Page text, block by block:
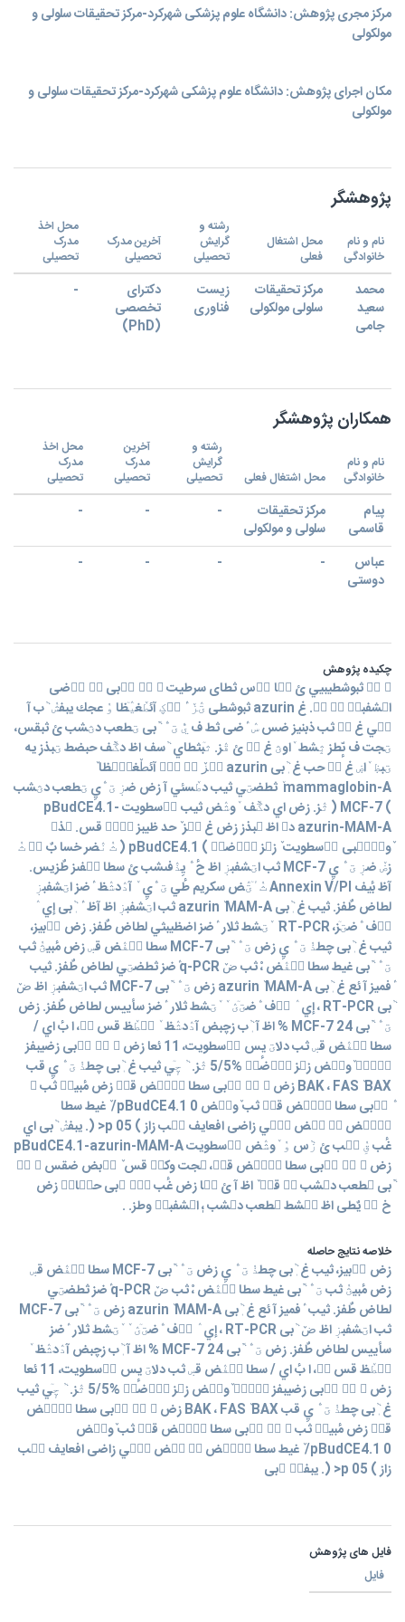
مرکز مجری پژوهش: دانشگاه علوم پزشکی شهرکرد-مرکز تحقیقات سلولی و
مولکولی
مکان اجرای پژوهش: دانشگاه علوم پزشکی شهرکرد-مرکز تحقیقات سلولی و
مولکولی
پژوهشگر
نام و نام
خانوادگی
محل اشتغال
فعلی
رشته و
گرایش
تحصیلی
آخرین مدرک
تحصیلی
محل اخذ
مدرک
تحصیلی
محمد
سعید
جامی
مرکز تحقیقات
سلولی مولکولی
زیست
فناوری
دکترای
تخصصی
(PhD)
-
همکاران پژوهشگر
نام و نام
خانوادگی
محل اشتغال فعلی
رشته و
گرایش
تحصیلی
آخرین
مدرک
تحصیلی
محل اخذ
مدرک
تحصیلی
پیام
قاسمی
مرکز تحقیقات
سلولی و مولکولی
-
-
-
عباس
دوستی
-
-
-
-
چکیده پژوهش
ؾ ٕٛ ثبوشطيبيي ئ سٛا ٙ٘س ثطای سرطيت ؾ ّٛ َٞبی سٛ ٛٔضی
اؾشفبزٜ قٛ س٘. غ azurin ثبوشطی ؾٛزٚ ٛٔ ب٘ؼ آئطٚغيٙٛظا وٝ عجك يبفشٝ ٞب آ
ش٘ي غ ي٘ ثب ذبنيز ضس سٛ ٛٔضی ثط ف يّٝ ؾ ّٛ َٞبی ؾطعب دؿشب ئ ثبقس،
ؾجت ف ىّٕطز ثٟشط ٚاوؿ غ ي٘ ئ قٛز. ثٙبثطاي ٞسف اظ دػٚٞف حبضط ؾبذز يه
ؾبظٜ ٚاضٜ غ ي٘ حب غ ٖٞبی azurin ؾٛزٚ ٛٔ ب٘ؼ آئطٚغيٙٛظا ٚ
mammaglobin-A ٚ ثطضؾي ثيب دطٚسئي آ زض ضزٜ ؾ ّٛيِ ؾطعب دؿشب
) MCF-7 ( ثٛز. زض اي دػٚٞف ٚوشٛض ثيب ٛ٘سطويت pBudCE4.1-
azurin-MAM-A دؽ اظ ؾبذز زض غ ؾّز ٚ حد ظيبز سٟيٝ قس. ؾذؽ
ٚوشٛضٞبی ٛ٘سطويت ٚ زؾز ر٘ٛضزٜ ) pBudCE4.1 ( ثٝ نٛضر خسا بٌ ٝ٘ ثٝ
زضٚ ضزٜ ؾ ّٛ يِ MCF-7 ثب اؾشفبزٜ اظ حٔ ّٛ يِذٛفىشب ئ سطا ؿ٘فىز طٌزيس.
آظ بٔيف Annexin V/PI ثٝ ٙٔؾٛض سكريم طٔي ؾ ّٛيِ ٚ آدٛدشٛظ ٛٔضز اؾشفبزٜ
لطاض طٌفز. ثيب غ ٖٞبی azurin ٚ MAM-A ثب اؾشفبزٜ اظ آظ ٛٔ ٖٞبی إي ٛ
ٛ٘ف ّٛضؾٙز، RT-PCR ٚ ٚؾشط ثلار ٛٔضز اضظيبثي لطاض طٌفز. زض ٟ٘بيز،
ثيب غ ٖٞبی چطذٝ ؾ ّٛ يِ زض ؾ ّٛ َٞبی MCF-7 سطا ؿ٘فٛض قسٜ زض مٔبيؿٝ ثب
ؾ ّٛ َٞبی غيط سطا ؿ٘فٛض ،ْ ثب ضٚ q-PCR ٛٔضز ثطضؾي لطاض طٌفز. ثيب
ٛٔفميز آ ئع غ ٖٞبی azurin ٚ MAM-A زض ؾ ّٛ َٞبی MCF-7 ثب اؾشفبزٜ اظ ضٚ
ٞبی RT-PCR ، إي ٛ ٛ٘ف ّٛضؾٙؽ ٚ ٚؾشط ثلار ٛٔضز سأييس لطاض طٌفز. زض
ؾ ّٛ َٞبی MCF-7 24 % اظ آ ٖٞب زچبض آدٛدشٛظ ٚ ى٘طٚظ قس س٘، ا بٔ اي /
سطا ؿ٘فٛض قسٜ ثب دلاؾ يٕس ٛ٘سطويت، 11 ئعا زض ؾ ّٛ َٞبی زضيبفز
وٙٙسٜ ٚوشٛض زؾز ر٘ٛضزٜ %5/5 ثٛز. ٞ چٕٙي ثيب غ ٖٞبی چطذٝ ؾ ّٛ يِ قب
BAK ، FAS ٚ BAX زض ؾ ّٛ َٞبی سطا ؿ٘فٛض قسٜ زض مٔبيؿٝ ثب ؾ
ّٛ َٞبی سطا ؿ٘فٛض قسٜ ثب ٚوشٛض pBudCE4.1 0/ ٚ غيط سطا
ؿ٘فٛض ثٝ عٛض قٔٙي زاضی افعايف ك٘ب زاز ) 05 p< (. يبفشٝ ٞبی اي
غٔب قِٝ ك٘ب ئ زٞس وٝ ٚوشٛض ٛ٘سطويت pBudCE4.1-azurin-MAM-A
زض ؾ ّٛ َٞبی سطا ؿ٘فٛض قسٜ، ؾجت وكشٝ قس ٚ ٟٔبض ضقس ؾ ّٛ
َٞبی ؾطعب دؿشب ي٘ قسٜ ٚ اظ آ ئ سٛا زض غٔب قِٝ ٞبی حيٛاي٘ زض
خ ّٛ يٌطی اظ ؿٌشط ؾطعب دؿشب ،ٖ اؾشفبزٜ وطز. .
خلاصه نتایج حاصله
زض ٟ٘بيز، ثيب غ ٖٞبی چطذٝ ؾ ّٛ يِ زض ؾ ّٛ َٞبی MCF-7 سطا ؿ٘فٛض قسٜ
زض مٔبيؿٝ ثب ؾ ّٛ َٞبی غيط سطا ؿ٘فٛض ،ْ ثب ضٚ q-PCR ٛٔضز ثطضؾي
لطاض طٌفز. ثيب ٛٔفميز آ ئع غ ٖٞبی azurin ٚ MAM-A زض ؾ ّٛ َٞبی MCF-7
ثب اؾشفبزٜ اظ ضٚ ٞبی RT-PCR ، إي ٛ ٛ٘ف ّٛضؾٙؽ ٚ ٚؾشط ثلار ٛٔضز
سأييس لطاض طٌفز. زض ؾ ّٛ َٞبی MCF-7 24 % اظ آ ٖٞب زچبض آدٛدشٛظ ٚ
ى٘طٚظ قس س٘، ا بٔ اي / سطا ؿ٘فٛض قسٜ ثب دلاؾ يٕس ٛ٘سطويت، 11 ئعا
زض ؾ ّٛ َٞبی زضيبفز وٙٙسٜ ٚوشٛض زؾز ر٘ٛضزٜ %5/5 ثٛز. ٞ چٕٙي ثيب
غ ٖٞبی چطذٝ ؾ ّٛ يِ قب BAK ، FAS ٚ BAX زض ؾ ّٛ َٞبی سطا ؿ٘فٛض
قسٜ زض مٔبيؿٝ ثب ؾ ّٛ َٞبی سطا ؿ٘فٛض قسٜ ثب ٚوشٛض
pBudCE4.1 0/ ٚ غيط سطا ؿ٘فٛض ثٝ عٛض قٔٙي زاضی افعايف ك٘ب
زاز ) 05 p< (. يبفشٝ ٞبی
فایل های پژوهش
فایل